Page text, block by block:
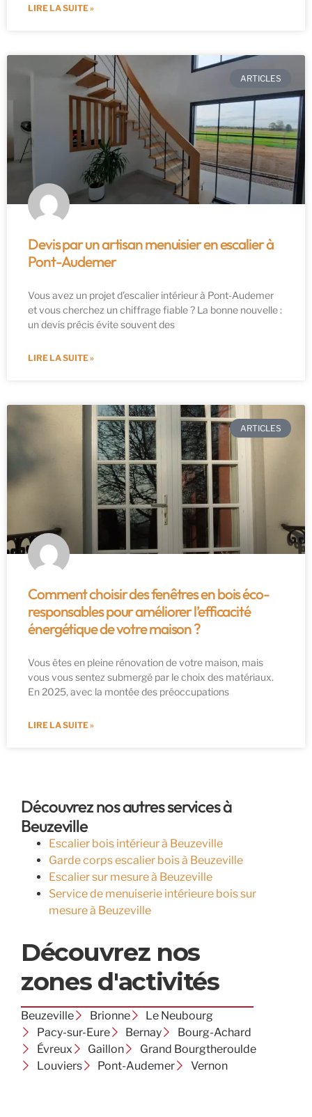
LIRE LA SUITE »
ARTICLES
Devis par un artisan menuisier en escalier à
Pont-Audemer
Vous avez un projet d’escalier intérieur à Pont-Audemer
et vous cherchez un chiffrage fiable ? La bonne nouvelle :
un devis précis évite souvent des
LIRE LA SUITE »
ARTICLES
Comment choisir des fenêtres en bois éco-
responsables pour améliorer l’efficacité
énergétique de votre maison ?
Vous êtes en pleine rénovation de votre maison, mais
vous vous sentez submergé par le choix des matériaux.
En 2025, avec la montée des préoccupations
LIRE LA SUITE »
Découvrez nos autres services à
Beuzeville
Escalier bois intérieur à Beuzeville
Garde corps escalier bois à Beuzeville
Escalier sur mesure à Beuzeville
Service de menuiserie intérieure bois sur
mesure à Beuzeville
Découvrez nos
zones d'activités
Beuzeville Brionne
Le Neubourg
Pacy-sur-Eure
Bernay
Bourg-Achard
Évreux
Gaillon
Grand Bourgtheroulde
Louviers
Pont-Audemer Vernon